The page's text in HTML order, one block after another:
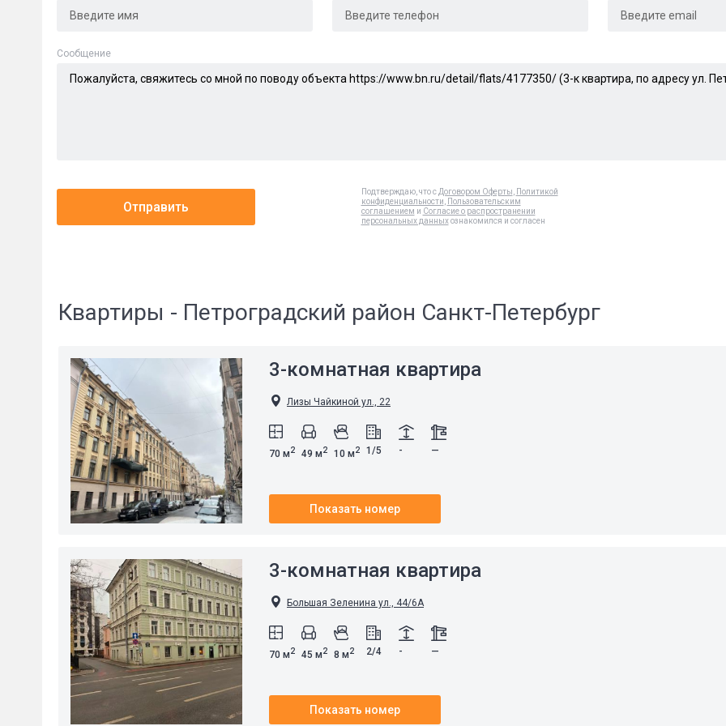
Cообщение
Отправить
Подтверждаю, что с Договором Оферты
Политикой
конфиденциальности
Пользовательским
соглашением и Согласие о распространении
персональных данныхознакомился и согласен
Квартиры - Петроградский район Санкт-Петербург
3-комнатная квартира
Лизы Чайкиной ул., 22
70 м2 49 м2 10 м2 1/5 - —
Показать номер
3-комнатная квартира
Большая Зеленина ул., 44/6А
70 м2 45 м2 8 м2 2/4 - —
Показать номер